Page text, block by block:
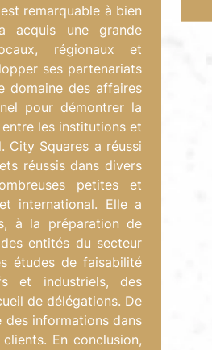
remarquable à bien
acquis une grande
régionaux et
ses partenariats
domaine des affaires
pour démontrer la
les institutions et
City Squares a réussi
réussis dans divers
petites et
international. Elle a
à la préparation de
entités du secteur
études de faisabilité
et industriels, des
de délégations. De
informations dans
En conclusion,